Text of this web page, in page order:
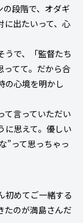
段階で、オダギ
に出たいって、心
うで、「監督たち
ってて。だから合
の心境を明かし
て言っていただい
に思えて。優しい
”って思っちゃっ
初めてご一緒する
たのが満島さんだ